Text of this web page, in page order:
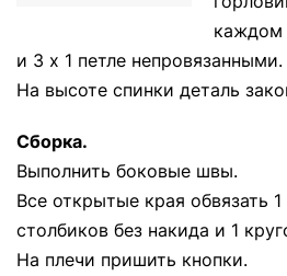
каждом
и 3 х 1 петле непровязанными.
На высоте спинки деталь
Сборка.
Выполнить боковые швы.
Все открытые края обвязать
столбиков без накида и 1
На плечи пришить кнопки.